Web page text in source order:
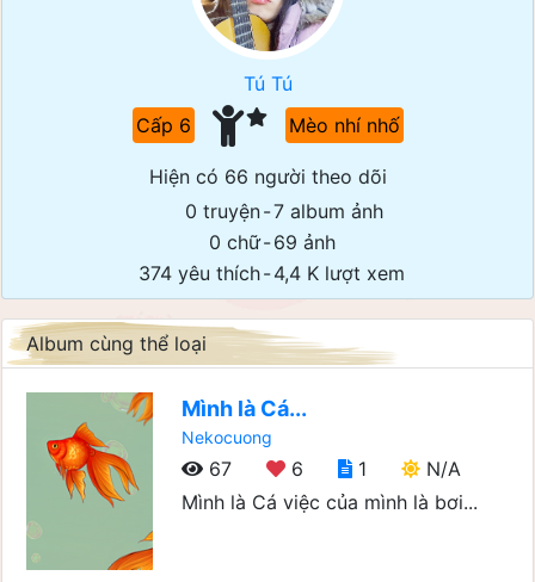
Tú Tú
Cấp 6
Mèo nhí nhố
Hiện có 66 người theo dõi
0 truyện-7 album ảnh
0 chữ-69 ảnh
374 yêu thích-4,4 K lượt xem
Album cùng thể loại
Mình là Cá...
Nekocuong
67 6 1
N/A
Mình là Cá việc của mình là bơi...